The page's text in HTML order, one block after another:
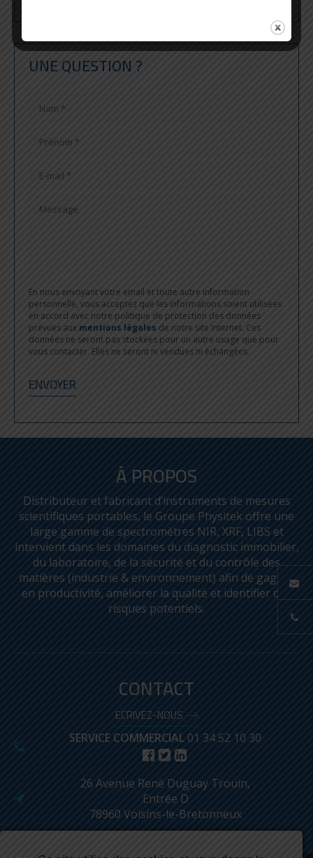
UNE QUESTION ?
En nous envoyant votre email et toute autre information
personnelle, vous acceptez que les informations soient utilisées
en accord avec notre politique de protection des données
prévues aux mentions légales de notre site Internet. Ces
données ne seront pas stockées pour un autre usage que pour
vous contacter. Elles ne seront ni vendues ni échangées.
À PROPOS
Distributeur et fabricant d’instruments de mesures
scientifiques portables, le Groupe Physitek offre une
large gamme de spectromètres NIR, XRF, LIBS et
intervient dans les domaines du diagnostic immobilier,
du laboratoire, de la sécurité et du contrôle des
matières (industrie & environnement) afin de gagner
en productivité, améliorer la qualité et identifier des
risques potentiels.
CONTACT
ECRIVEZ-NOUS
SERVICE COMMERCIAL 01 34 52 10 30
26 Avenue René Duguay Trouin,
Entrée D
78960 Voisins-le-Bretonneux